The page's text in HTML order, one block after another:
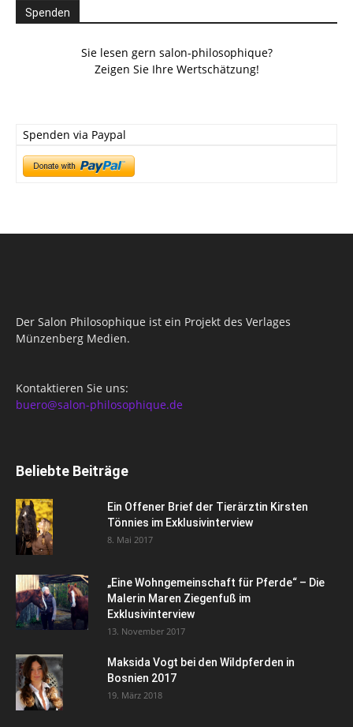
Spenden
Sie lesen gern salon-philosophique?
Zeigen Sie Ihre Wertschätzung!
Spenden via Paypal
Der Salon Philosophique ist ein Projekt des Verlages
Münzenberg Medien.
Kontaktieren Sie uns:
buero@salon-philosophique.de
Beliebte Beiträge
Ein Offener Brief der Tierärztin Kirsten
Tönnies im Exklusivinterview
8. Mai 2017
„Eine Wohngemeinschaft für Pferde“ – Die
Malerin Maren Ziegenfuß im
Exklusivinterview
13. November 2017
Maksida Vogt bei den Wildpferden in
Bosnien 2017
19. März 2018